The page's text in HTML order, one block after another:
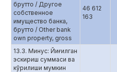
брутто / Другое
собственное
имущество банка,
брутто / Other bank
own property, gross
46 612
163
13.3. Минус: Йиғилган
эскириш суммаси ва
кўрилиши мумкин